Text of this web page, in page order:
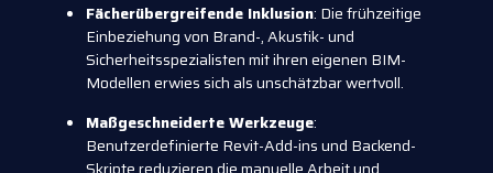
Fächerübergreifende Inklusion: Die frühzeitige
Einbeziehung von Brand-, Akustik- und
Sicherheitsspezialisten mit ihren eigenen BIM-
Modellen erwies sich als unschätzbar wertvoll.
Maßgeschneiderte Werkzeuge:
Benutzerdefinierte Revit-Add-ins und Backend-